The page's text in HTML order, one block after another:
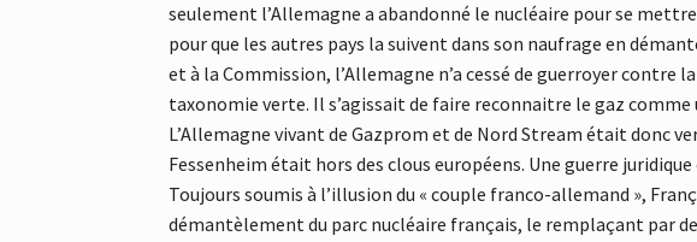
seulement l’Allemagne a abandonné le nucléaire pour se
pour que les autres pays la suivent dans son naufrage en
et à la Commission, l’Allemagne n’a cessé de guerroyer contre
taxonomie verte. Il s’agissait de faire reconnaitre le gaz comme
L’Allemagne vivant de Gazprom et de Nord Stream était donc
Fessenheim était hors des clous européens. Une guerre
Toujours soumis à l’illusion du « couple franco-allemand »,
démantèlement du parc nucléaire français, le remplaçant par